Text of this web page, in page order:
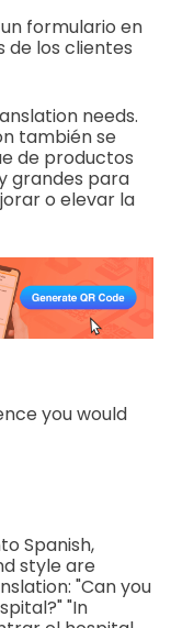
formulario en
de los clientes
needs.
también se
de productos
grandes para
o elevar la
you would
Spanish,
style are
"Can you
"In